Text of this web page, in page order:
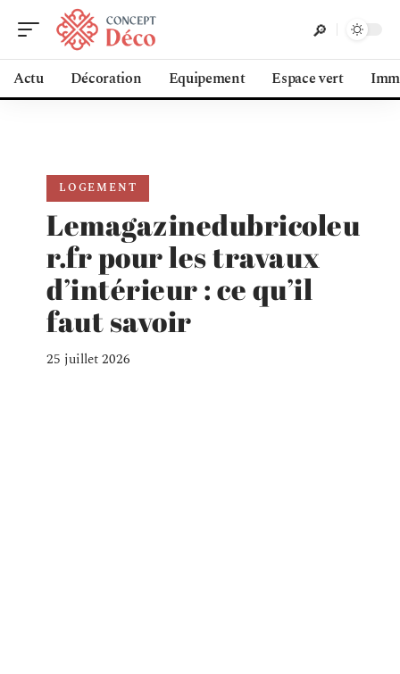
Actu Décoration Equipement Espace vert
LOGEMENT
Lemagazinedubricoleu
r.fr pour les travaux
d’intérieur : ce qu’il
faut savoir
25 juillet 2026